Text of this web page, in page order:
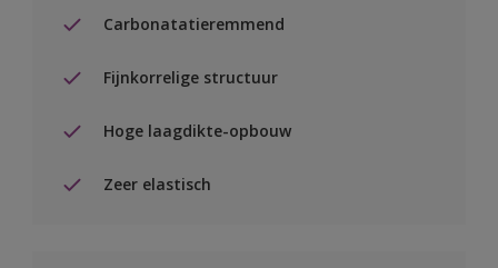
Carbonatatieremmend
Fijnkorrelige structuur
Hoge laagdikte-opbouw
Zeer elastisch